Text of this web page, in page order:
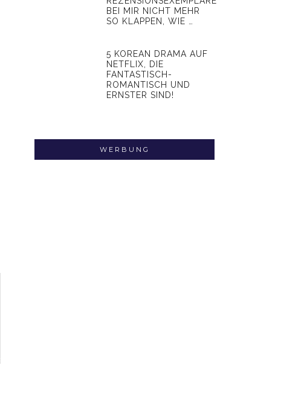
BEI MIR NICHT MEHR
SO KLAPPEN, WIE …
5 KOREAN DRAMA AUF
NETFLIX, DIE
FANTASTISCH-
ROMANTISCH UND
ERNSTER SIND!
WERBUNG